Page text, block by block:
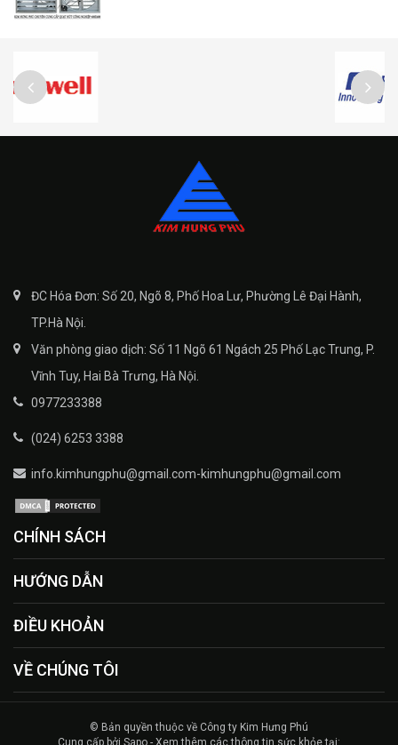
ĐC Hóa Đơn: Số 20, Ngõ 8, Phố Hoa Lư, Phường Lê Đại Hành,
TP.Hà Nội.
Văn phòng giao dịch: Số 11 Ngõ 61 Ngách 25 Phố Lạc Trung, P.
Vĩnh Tuy, Hai Bà Trưng, Hà Nội.
0977233388
(024) 6253 3388
info.kimhungphu@gmail.com-kimhungphu@gmail.com
CHÍNH SÁCH
HƯỚNG DẪN
ĐIỀU KHOẢN
VỀ CHÚNG TÔI
© Bản quyền thuộc về Công ty Kim Hưng Phú
Cung cấp bởi Sapo - Xem thêm các thông tin sức khỏe tại: